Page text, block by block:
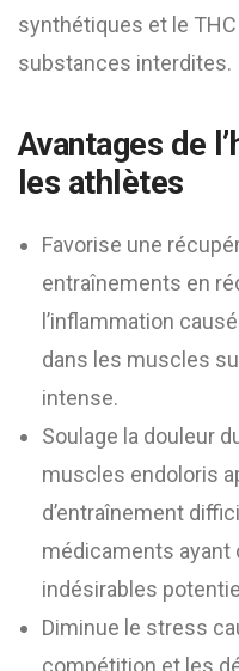
synthétiques et le
substances interdites.
Avantages de
les athlètes
Favorise une
entraînements en
l’inflammation
dans les muscles
intense.
Soulage la douleur
muscles endoloris
d’entraînement
médicaments
indésirables
Diminue le stress
compétition et les